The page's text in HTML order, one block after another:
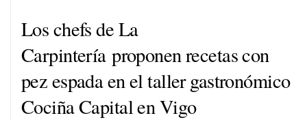
Los chefs de La
Carpintería proponen recetas con
pez espada en el taller gastronómico
Cociña Capital en Vigo